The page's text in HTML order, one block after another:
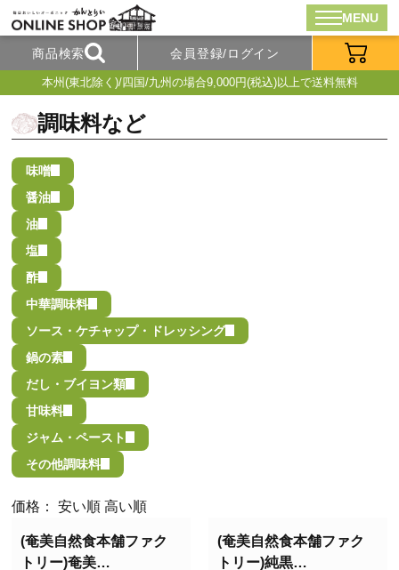
MENU
商品検索 会員登録/ログイン
本州(東北除く)/四国/九州の場合9,000円(税込)以上で送料無料
調味料など
味噌
醤油
油
塩
酢
中華調味料
ソース・ケチャップ・ドレッシング
鍋の素
だし・ブイヨン類
甘味料
ジャム・ペースト
その他調味料
価格：安い順 高い順
(奄美自然食本舗ファク
トリー)奄美…
(奄美自然食本舗ファク
トリー)純黒…